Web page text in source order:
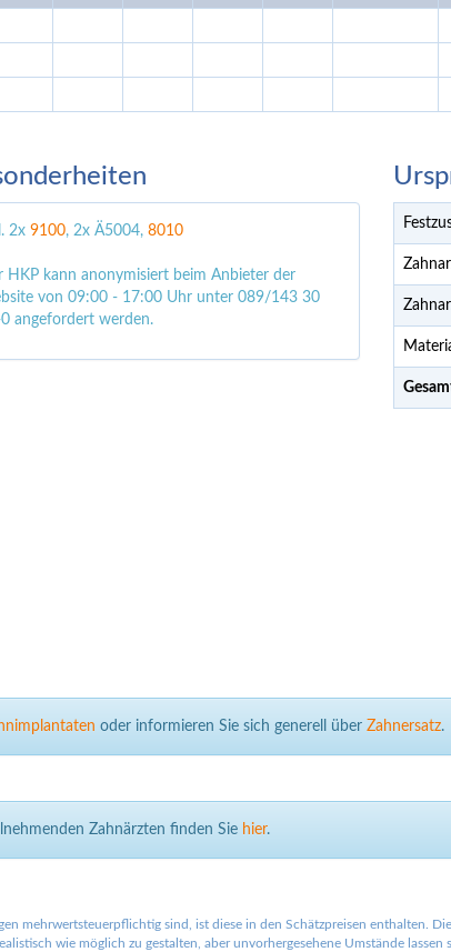
2x 9100, 2x Ä5004, 8010
HKP kann anonymisiert beim Anbieter der
von 09:00 - 17:00 Uhr unter 089/143 30
angefordert werden.
oder informieren Sie sich generell über Zahnersatz.
Zahnärzten finden Sie hier.
mehrwertsteuerpflichtig sind, ist diese in den Schätzpreisen enthalten.
wie möglich zu gestalten, aber unvorhergesehene Umstände